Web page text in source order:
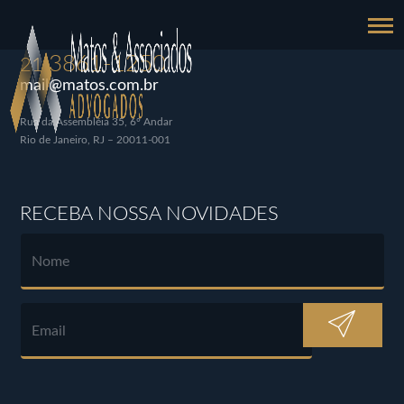
213861-1250
mail@matos.com.br
Rua da Assembléia 35, 6º Andar
Rio de Janeiro, RJ – 20011-001
RECEBA NOSSA NOVIDADES